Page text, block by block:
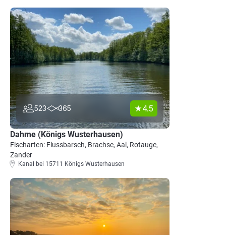
523 365 4.5
Dahme (Königs Wusterhausen)
Fischarten: Flussbarsch, Brachse, Aal, Rotauge,
Zander
Kanal bei 15711 Königs Wusterhausen